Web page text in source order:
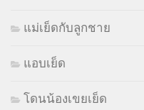
แม่เย็ดกับลูกชาย
แอบเย็ด
โดนน้องเขยเย็ด